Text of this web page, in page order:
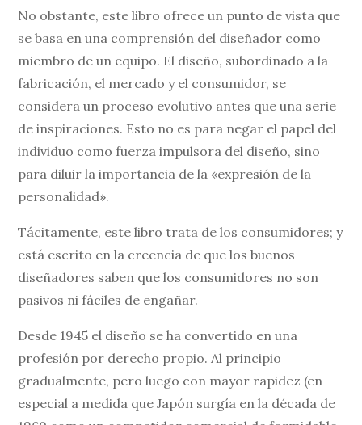
No obstante, este libro ofrece un punto de vista que
se basa en una comprensión del diseñador como
miembro de un equipo. El diseño, subordinado a la
fabricación, el mercado y el consumidor, se
considera un proceso evolutivo antes que una serie
de inspiraciones. Esto no es para negar el papel del
individuo como fuerza impulsora del diseño, sino
para diluir la importancia de la «expresión de la
personalidad».
Tácitamente, este libro trata de los consumidores; y
está escrito en la creencia de que los buenos
diseñadores saben que los consumidores no son
pasivos ni fáciles de engañar.
Desde 1945 el diseño se ha convertido en una
profesión por derecho propio. Al principio
gradualmente, pero luego con mayor rapidez (en
especial a medida que Japón surgía en la década de